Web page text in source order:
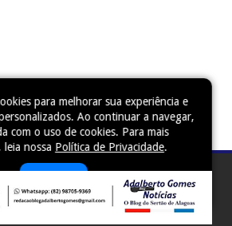
para melhorar sua experiência e
Ao continuar a navegar,
com o uso de cookies. Para mais
leia nossa Política de Privacidade.